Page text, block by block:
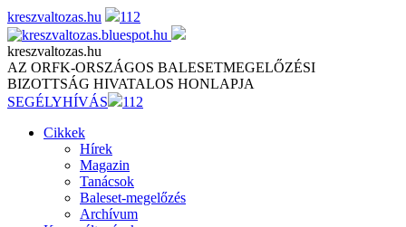
Skip
to
content
kreszvaltozas.hu 112
kreszvaltozas.hu
AZ ORFK-ORSZÁGOS BALESETMEGELŐZÉSI
BIZOTTSÁG HIVATALOS HONLAPJA
SEGÉLYHÍVÁS
112
Cikkek
Hírek
Magazin
Tanácsok
Baleset-megelőzés
Archívum